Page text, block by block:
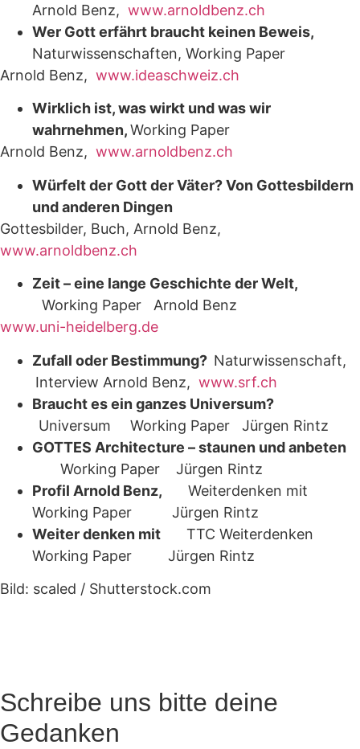
Arnold Benz, www.arnoldbenz.ch
Wer Gott erfährt braucht keinen Beweis,
Naturwissenschaften, Working Paper
Arnold Benz, www.ideaschweiz.ch
Wirklich ist, was wirkt und was wir
wahrnehmen,Working Paper
Arnold Benz, www.arnoldbenz.ch
Würfelt der Gott der Väter? Von Gottesbildern
und anderen Dingen
Gottesbilder, Buch, Arnold Benz,
www.arnoldbenz.ch
Zeit – eine lange Geschichte der Welt,
Working Paper Arnold Benz
www.uni-heidelberg.de
Zufall oder Bestimmung? Naturwissenschaft,
Interview Arnold Benz, www.srf.ch
Braucht es ein ganzes Universum?
Universum
Working Paper Jürgen Rintz
GOTTES Architecture – staunen und anbeten
Working Paper Jürgen Rintz
Profil Arnold Benz, Weiterdenken mit
Working Paper Jürgen Rintz
Weiter denken mit TTC Weiterdenken
Working Paper Jürgen Rintz
Bild: scaled / Shutterstock.com
Schreibe uns bitte deine
Gedanken